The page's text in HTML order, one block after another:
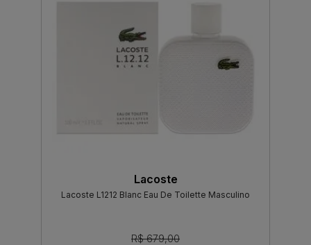
Lacoste
Lacoste L1212 Blanc Eau De Toilette Masculino
R$ 679,00